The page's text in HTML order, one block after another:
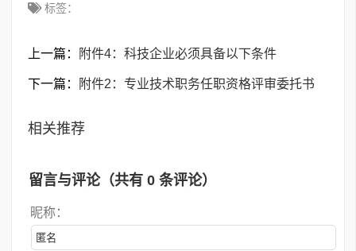
标签：
上一篇： 附件4：科技企业必须具备以下条件
下一篇： 附件2：专业技术职务任职资格评审委托书
相关推荐
留言与评论（共有 0 条评论）
昵称：